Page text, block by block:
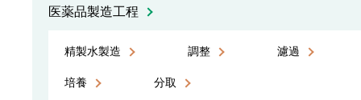
医薬品製造工程
精製水製造 調整 濾過
培養 分取